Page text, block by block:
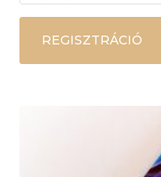
REGISZTRÁCIÓ